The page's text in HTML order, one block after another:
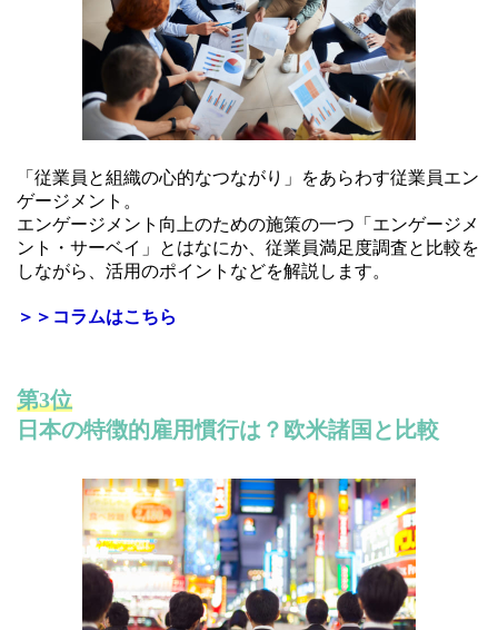
「従業員と組織の心的なつながり」をあらわす従業員エン
ゲージメント。
エンゲージメント向上のための施策の一つ「エンゲージメ
ント・サーベイ」とはなにか、従業員満足度調査と比較を
しながら、活用のポイントなどを解説します。
＞＞コラムはこちら
第3位
日本の特徴的雇用慣行は？欧米諸国と比較